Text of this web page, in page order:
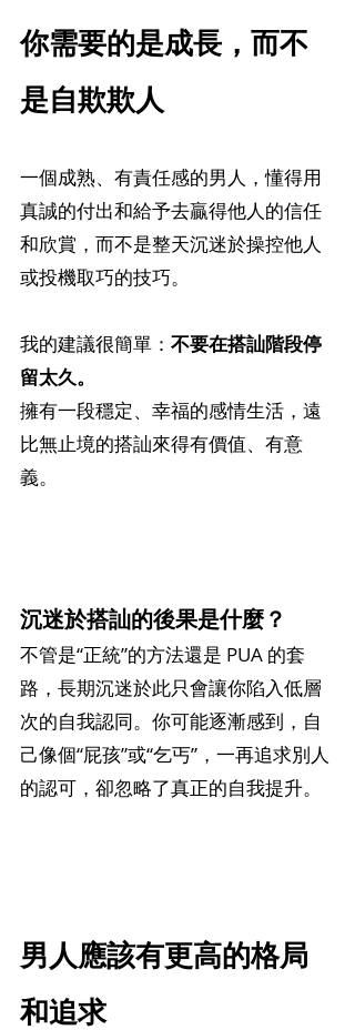
你需要的是成長，而不
是自欺欺人
一個成熟、有責任感的男人，懂得用
真誠的付出和給予去贏得他人的信任
和欣賞，而不是整天沉迷於操控他人
或投機取巧的技巧。
我的建議很簡單： 不要在搭訕階段停
留太久。
擁有一段穩定、幸福的感情生活，遠
比無止境的搭訕來得有價值、有意
義。
沉迷於搭訕的後果是什麼？
不管是“正統”的方法還是 PUA 的套
路，長期沉迷於此只會讓你陷入低層
次的自我認同。你可能逐漸感到，自
己像個“屁孩”或“乞丐”，一再追求別人
的認可，卻忽略了真正的自我提升。
男人應該有更高的格局
和追求